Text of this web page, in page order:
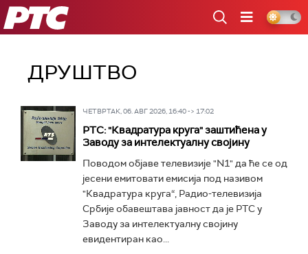
РТС
ДРУШТВО
ЧЕТВРТАК, 06. АВГ 2026, 16:40 -> 17:02
РТС: "Квадратура круга" заштићена у
Заводу за интелектуалну својину
Поводом објаве телевизије "N1" да ће се од
јесени емитовати емисија под називом
"Квадратура круга“, Радио-телевизија
Србије обавештава јавност да је РТС у
Заводу за интелектуалну својину
евидентиран као...